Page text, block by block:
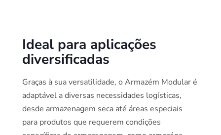
Ideal para aplicações
diversificadas
Graças à sua versatilidade, o Armazém Modular é
adaptável a diversas necessidades logísticas,
desde armazenagem seca até áreas especiais
para produtos que requerem condições